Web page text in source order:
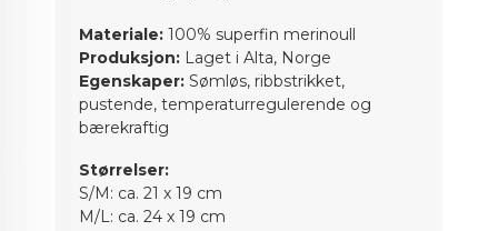
Materiale: 100% superfin merinoull
Produksjon: Laget i Alta, Norge
Egenskaper: Sømløs, ribbstrikket,
pustende, temperaturregulerende og
bærekraftig
Størrelser:
S/M: ca. 21 x 19 cm
M/L: ca. 24 x 19 cm